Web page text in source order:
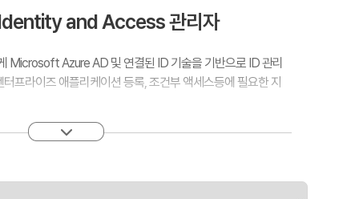
and Access 관리자
Microsoft Azure AD 및 연결된 ID 기술을 기반으로 ID 관리
프라이즈 애플리케이션 등록, 조건부 액세스등에 필요한 지